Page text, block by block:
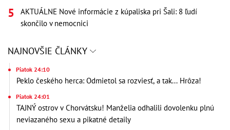
AKTUÁLNE Nové informácie z kúpaliska pri Šali: 8 ľudí
skončilo v nemocnici
NAJNOVŠIE ČLÁNKY
Piatok 24:10
Peklo českého herca: Odmietol sa rozviesť, a tak... Hrôza!
Piatok 24:01
TAJNÝ ostrov v Chorvátsku! Manželia odhalili dovolenku plnú
neviazaného sexu a pikatné detaily